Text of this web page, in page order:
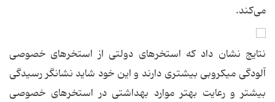
می‌كند.
نتایج نشان داد كه استخرهای دولتی از استخرهای خصوصی
آلودگی میكروبی بیشتری دارند و این خود شاید نشانگر رسیدگی
بیشتر و رعایت بهتر موارد بهداشتی در استخرهای خصوصی